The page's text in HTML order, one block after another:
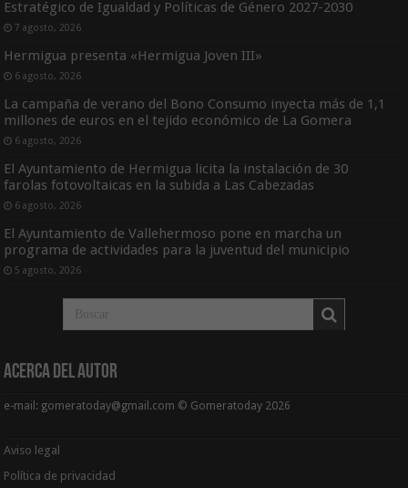
Estratégico de Igualdad y Políticas de Género 2027-2030
7 agosto, 2026
Hermigua presenta «Hermigua Joven III»
6 agosto, 2026
La campaña de verano del Bono Consumo inyecta más de 1,1
millones de euros en el tejido económico de La Gomera
6 agosto, 2026
El Ayuntamiento de Hermigua licita la instalación de 30
farolas fotovoltaicas en la subida a Las Cabezadas
6 agosto, 2026
El Ayuntamiento de Vallehermoso pone en marcha un
programa de actividades para la juventud del municipio
5 agosto, 2026
Acerca del Autor
e-mail: gomeratoday@gmail.com © Gomeratoday 2026
Aviso legal
Política de privacidad